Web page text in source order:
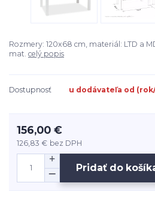
Rozmery: 120x68 cm, materiál: LTD a
mat. celý popis
Dostupnosť u dodávateľa od
156,00 €
126,83 € bez DPH
Pridať do